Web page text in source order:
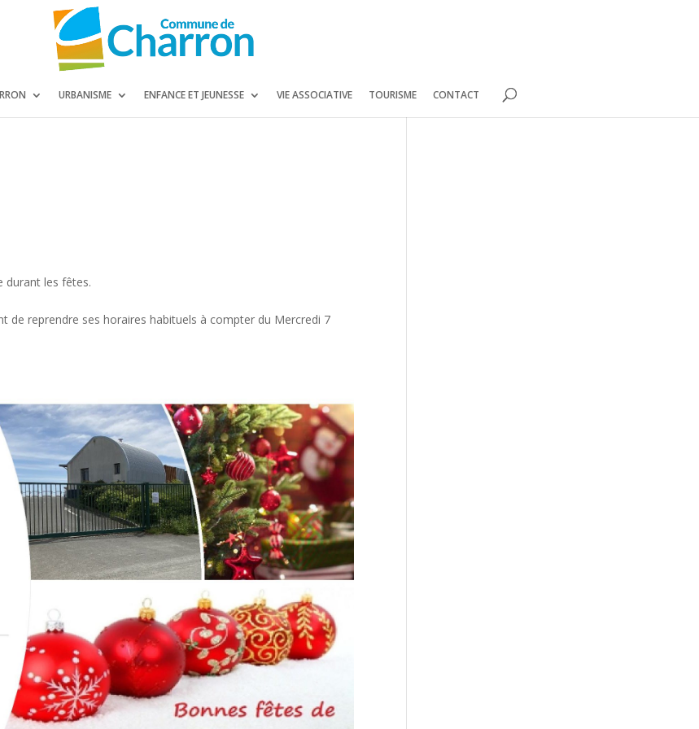
URBANISME ENFANCE ET JEUNESSE VIE ASSOCIATIVE TOURISME CONTACT
durant les fêtes.
de reprendre ses horaires habituels à compter du Mercredi 7